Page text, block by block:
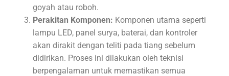
goyah atau roboh.
Perakitan Komponen: Komponen utama seperti
lampu LED, panel surya, baterai, dan kontroler
akan dirakit dengan teliti pada tiang sebelum
didirikan. Proses ini dilakukan oleh teknisi
berpengalaman untuk memastikan semua